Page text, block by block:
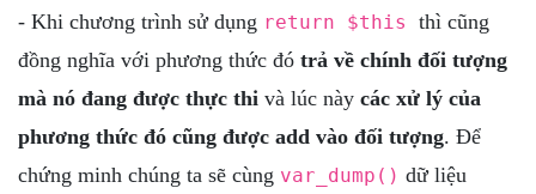
- Khi chương trình sử dụng return $this
thì cũng
đồng nghĩa với phương thức đó trả về chính đối tượng
mà nó đang được thực thi và lúc này các xử lý của
phương thức đó cũng được add vào đối tượng. Để
chứng minh chúng ta sẽ cùng var_dump() dữ liệu